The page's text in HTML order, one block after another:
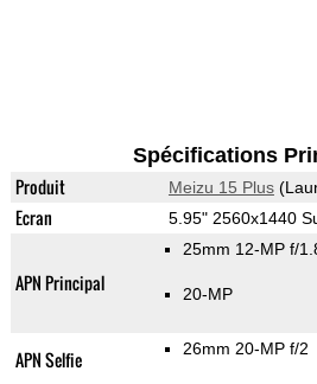
Spécifications
Produit Meizu 15 Plus
Ecran 5.95" 2560x1440
APN Principal
25mm 12-MP f/
20-MP
APN Selfie 26mm 20-MP f/2